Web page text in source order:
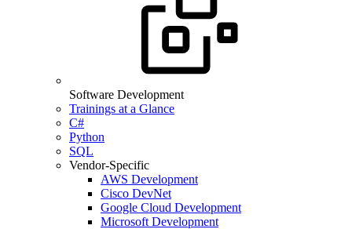
Software Development
Trainings at a Glance
C#
Python
SQL
Vendor-Specific
AWS Development
Cisco DevNet
Google Cloud Development
Microsoft Development